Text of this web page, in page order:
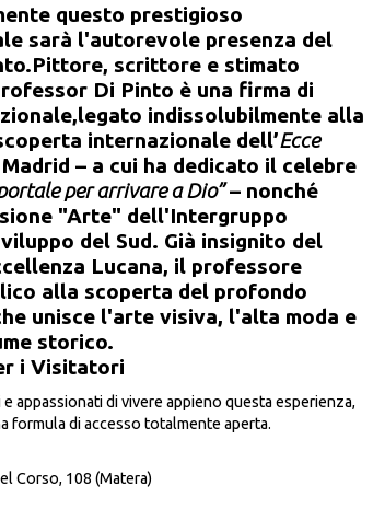
questo prestigioso
sarà l'autorevole presenza del
scrittore e stimato
Di Pinto è una firma di
indissolubilmente alla
internazionale dell’Ecce
– a cui ha dedicato il celebre
per arrivare a Dio”– nonché
"Arte" dell'Intergruppo
del Sud. Già insignito del
Lucana, il professore
alla scoperta del profondo
unisce l'arte visiva, l'alta moda e
storico.
i Visitatori
appassionati di vivere appieno questa esperienza,
formula di accesso totalmente aperta.
Corso, 108 (Matera)